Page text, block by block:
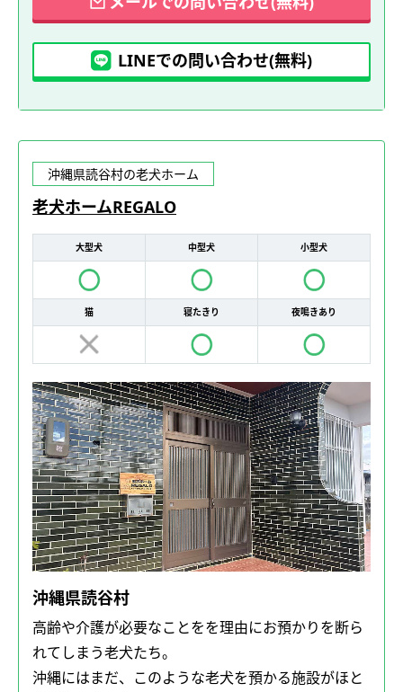
LINEでの問い合わせ(無料)
沖縄県読谷村の老犬ホーム
老犬ホームREGALO
大型犬 中型犬 小型犬
猫 寝たきり 夜鳴きあり
沖縄県読谷村
高齢や介護が必要なことをを理由にお預かりを断ら
れてしまう老犬たち。
沖縄にはまだ、このような老犬を預かる施設がほと